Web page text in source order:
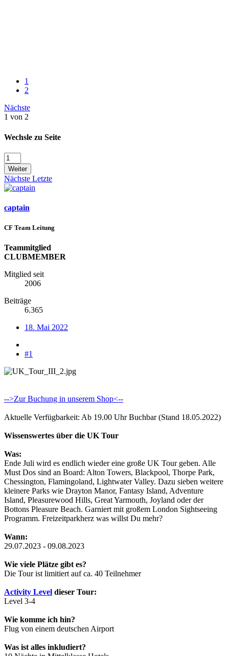
1
2
Nächste
1 von 2
Wechsle zu Seite
Weiter
Nächste Letzte
captain
CF Team Leitung
Teammitglied
CLUBMEMBER
Mitglied seit
2006
Beiträge
6.365
18. Mai 2022
#1
-->Zur Buchung in unserem Shop<--
Aktuelle Verfügbarkeit: Ab 19.00 Uhr Buchbar (Stand 18.05.2022)
Wissenswertes über die UK Tour
Was:
Ende Juli wird es endlich wieder eine große UK Tour geben. Alle
Must Dos sind an Board: Alton Towers, Blackpool, Thorpe Park,
Chessington, Flamingoland, Lightwater Valley. Dazu sieben weitere
kleinere Parks wie Drayton Manor, Fantasy Island, Adventure
Island, Pleasurewood Hills, Great Yarmouth, Joyland oder der
Bottons Pleasure Beach. Garniert mit großem London Sightseeing
Programm. Freizeitparkherz was willst Du mehr?
Wann:
29.07.2023 - 09.08.2023
Wie viele Plätze gibt es?
Die Tour ist limitiert auf ca. 40 Teilnehmer
Activity Level dieser Tour:
Level 3-4
Wie komme ich hin?
Flug von einem deutschen Airport
Was ist alles inkludiert?